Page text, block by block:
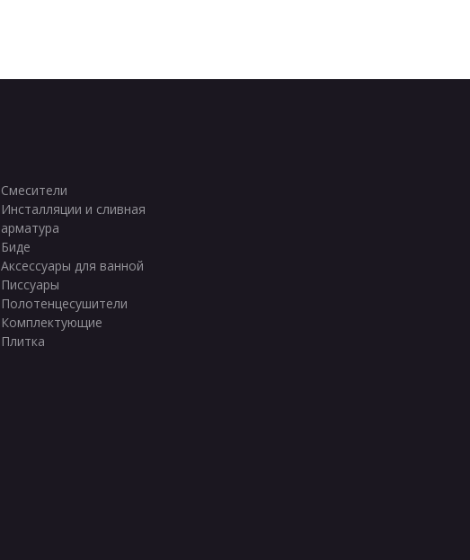
Смесители
Инсталляции и сливная
арматура
Биде
Аксессуары для ванной
Писсуары
Полотенцесушители
Комплектующие
Плитка